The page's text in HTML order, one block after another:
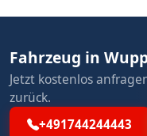
Fahrzeug in
Jetzt kostenlos
zurück.
+491744244443